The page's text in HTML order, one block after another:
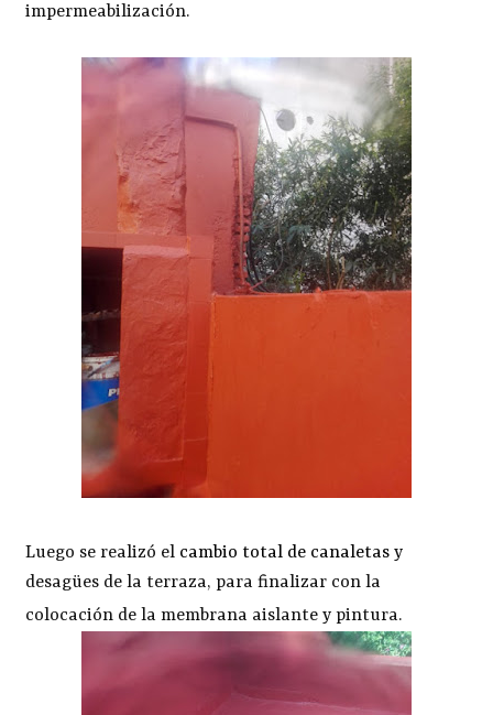
impermeabilización.
Luego se realizó el cambio total de canaletas y
desagües de la terraza, para finalizar con la
colocación de la membrana aislante y pintura.